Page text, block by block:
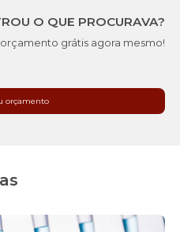
O QUE PROCURAVA?
grátis agora mesmo!
orçamento